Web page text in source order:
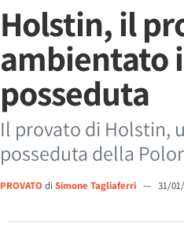
Holstin, il
ambientato
posseduta
Il provato di Holstin,
posseduta della
PROVATO di Simone Tagliaferri — 31/